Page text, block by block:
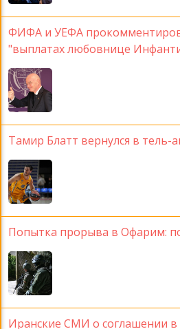
ФИФА и УЕФА
"выплатах любовнице
Тамир Блатт вернулся в тель-
Попытка прорыва в Офарим:
Иранские СМИ о соглашении